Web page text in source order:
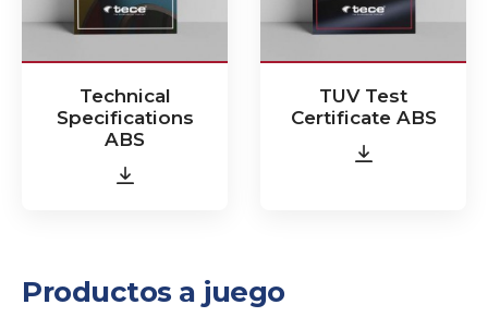
Technical
Specifications
ABS
TUV Test
Certificate ABS
Productos a juego